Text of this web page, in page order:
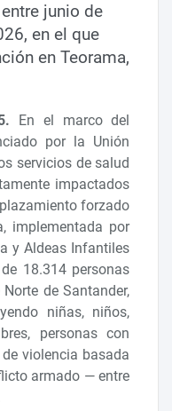
junio de
en el que
en Teorama,
En el marco del
por la Unión
servicios de salud
impactados
forzado
implementada por
y Aldeas Infantiles
18.314 personas
de Santander,
niñas, niños,
personas con
violencia basada
armado — entre